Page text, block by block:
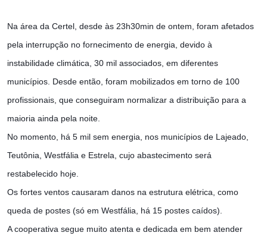
Na área da Certel, desde às 23h30min de ontem, foram afetados
pela interrupção no fornecimento de energia, devido à
instabilidade climática, 30 mil associados, em diferentes
municípios. Desde então, foram mobilizados em torno de 100
profissionais, que conseguiram normalizar a distribuição para a
maioria ainda pela noite.
No momento, há 5 mil sem energia, nos municípios de Lajeado,
Teutônia, Westfália e Estrela, cujo abastecimento será
restabelecido hoje.
Os fortes ventos causaram danos na estrutura elétrica, como
queda de postes (só em Westfália, há 15 postes caídos).
A cooperativa segue muito atenta e dedicada em bem atender